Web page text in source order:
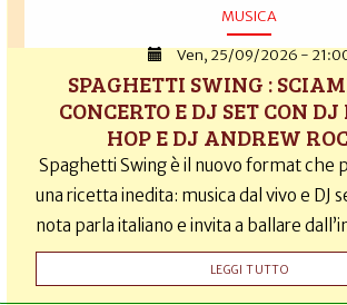
MUSICA
Ven, 25/09/2026 -
SPAGHETTI SWING :
CONCERTO E DJ SET CON
HOP E DJ ANDREW
Spaghetti Swing è il nuovo format che
una ricetta inedita: musica dal vivo e DJ
nota parla italiano e invita a ballare
LEGGI TUTTO